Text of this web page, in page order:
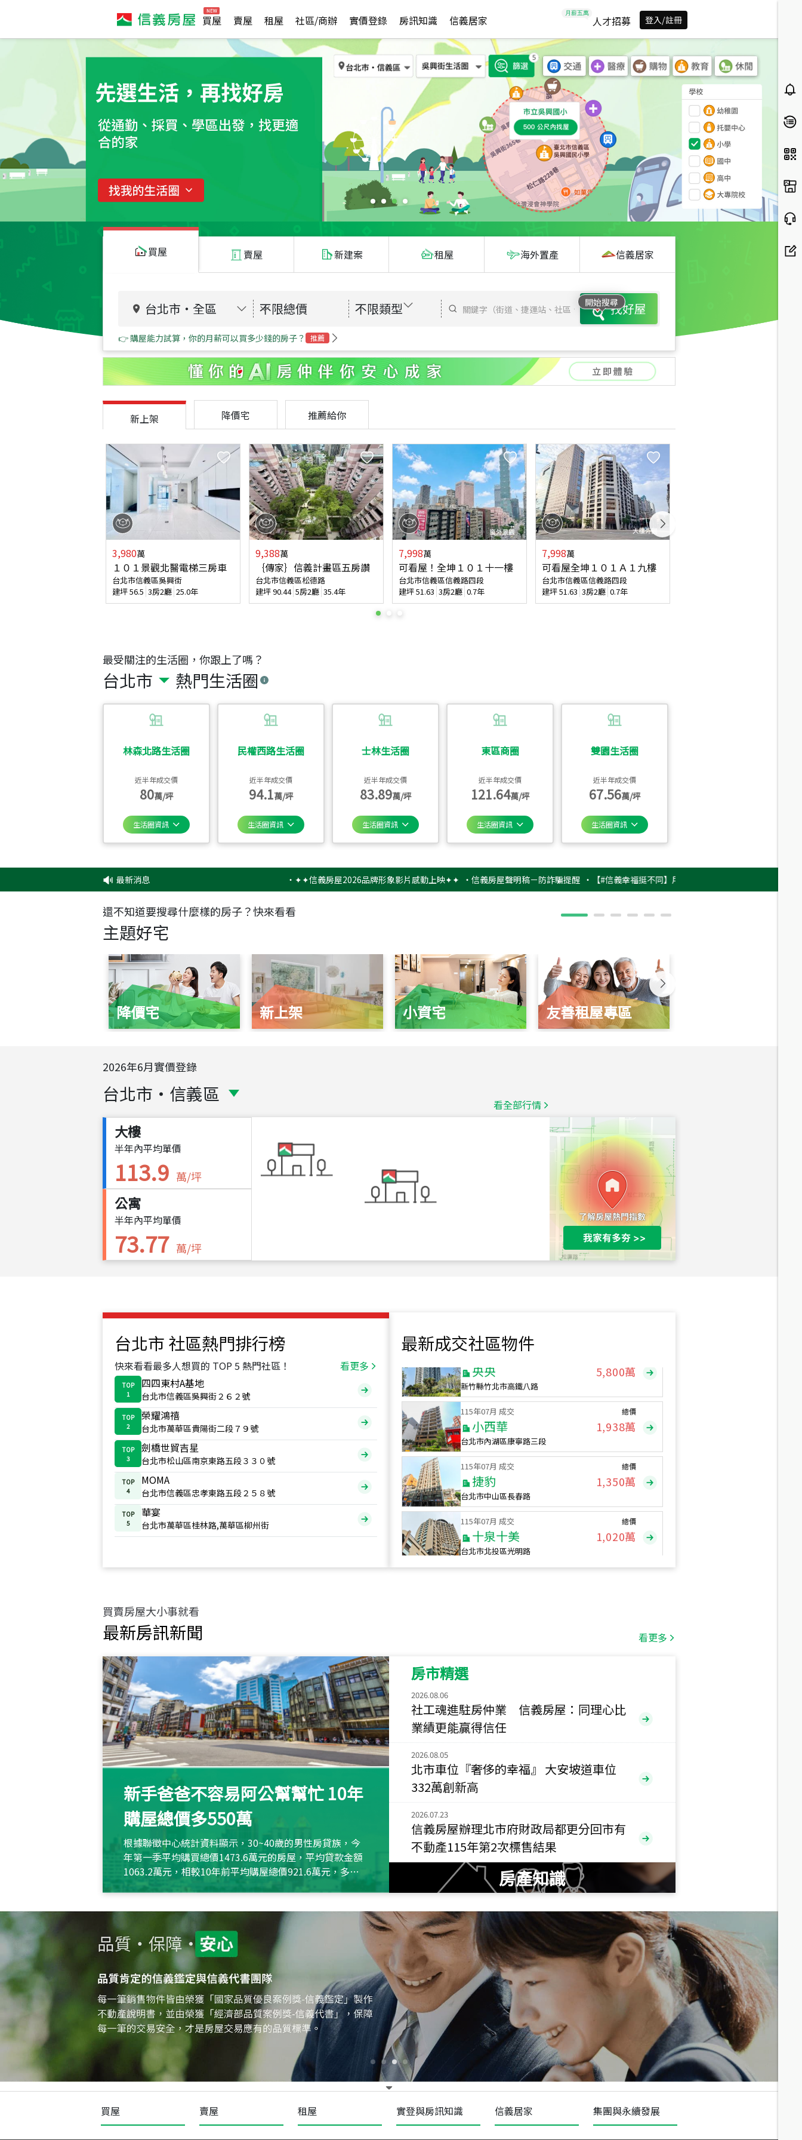
買屋 賣屋 租屋 社區/商辦 實價登錄 房訊知識 信義居家 人才招募 登入/註冊
買屋 賣屋 新建案 租屋 海外置產 信義居家
台北市 ・ 全區 不限總價 不限類型
開始搜尋
找好屋
👉 購屋能力試算，你的月薪可以買多少錢的房子？ 推薦
最受關注的生活圈，你跟上了嗎？
台北市 熱門生活圈
林森北路生活圈
近半年成交價
80萬/坪
生活圈資訊
民權西路生活圈
近半年成交價
94.1萬/坪
生活圈資訊
士林生活圈
近半年成交價
83.89萬/坪
生活圈資訊
東區商圈
近半年成交價
121.64萬/坪
生活圈資訊
雙園生活圈
近半年成交價
67.56萬/坪
生活圈資訊
新上架 降價宅 推薦給你
3,980萬
１０１景觀北醫電梯三房車
台北市信義區吳興街
建坪56.5 3房2廳 25.0年
9,388萬
｛傳家｝信義計畫區五房讚
台北市信義區松德路
建坪90.44 5房2廳 35.4年
7,998萬
可看屋！全坤１０１十一樓
台北市信義區信義路四段
建坪51.63 3房2廳 0.7年
7,998萬
可看屋全坤１０１Ａ１九樓
台北市信義區信義路四段
建坪51.63 3房2廳 0.7年
最新消息 ✦✦信義房屋2026品牌形象影片感動上映✦✦ ‧信義房屋聲明稿－防詐騙提醒 ‧【#信義幸福挺不同】用實力，讓升職免抽號碼牌！最新雇主品
還不知道要搜尋什麼樣的房子？快來看看
主題好宅
降價宅 新上架 小資宅 友善租屋專區
2026年6月實價登錄
台北市 ・ 信義區 看全部行情
大樓
半年內平均單價
113.9 萬/坪
公寓
半年內平均單價
73.77 萬/坪
台北市 社區熱門排行榜
快來看看最多人想買的 TOP 5 熱門社區！ 看更多
TOP
1
四四東村A基地
台北市信義區吳興街２６２號
TOP
2
榮耀鴻禧
台北市萬華區貴陽街二段７９號
TOP
3
劍橋世貿吉星
台北市松山區南京東路五段３３０號
TOP
4
MOMA
台北市信義區忠孝東路五段２５８號
TOP
5
華宴
台北市萬華區桂林路,萬華區柳州街
最新成交社區物件
總價
1,020萬
總價
490萬
新竹市新竹市慈祥路
總價
1,808萬
115年07月 成交
央央
新竹縣竹北市高鐵八路
115年07月 成交
小西華
台北市內湖區康寧路三段
總價
1,938萬
115年07月 成交
捷豹
台北市中山區長春路
總價
1,350萬
115年07月 成交
十泉十美
台北市北投區光明路
總價
1,020萬
115
115年07月 成交
央央 5,800萬
115年
小西華
115年07月 成交
捷豹
台北市中山區長春路
總價
115年07月 成交
台北市北投區光明路
總價
年 月 成交
四維天廈
新竹市新竹市四維路
總價
490萬
115 月 成交
菁英典藏
新竹市新竹市慈祥路
1,808萬
買賣房屋大小事就看
最新房訊新聞 看更多
新手爸爸不容易阿公幫幫忙 10年
購屋總價多550萬
根據聯徵中心統計資料顯示，30~40歲的男性房貸族，今
年第一季平均購買總價1473.6萬元的房屋，平均貸款金額
1063.2萬元，相較10年前平均購屋總價921.6萬元，多出
約550萬元，且貸款金額也多
房市精選
2026.08.06
社工魂進駐房仲業 信義房屋：同理心比
業績更能贏得信任
2026.08.05
北市車位『奢侈的幸福』 大安坡道車位
332萬創新高
2026.07.23
信義房屋辦理北市府財政局都更分回市有
不動產115年第2次標售結果
房產知識
買屋 賣屋 租屋 實登與房訊知識 信義居家 集團與永續發展